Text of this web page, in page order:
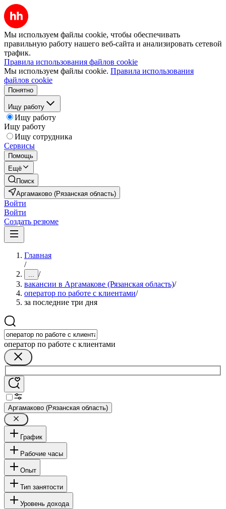
Мы используем файлы cookie, чтобы обеспечивать
правильную работу нашего веб-сайта и анализировать сетевой
трафик.
Правила использования файлов cookie
Мы используем файлы cookie. Правила использования
файлов cookie
Понятно
Ищу работу
Ищу работу
Ищу работу
Ищу сотрудника
Сервисы
Помощь
Ещё
Поиск
Аргамаково (Рязанская область)
Войти
Войти
Создать резюме
Главная
/
... /
вакансии в Аргамакове (Рязанская область)/
оператор по работе с клиентами/
за последние три дня
оператор по работе с клиентами
Аргамаково (Рязанская область)
График
Рабочие часы
Опыт
Тип занятости
Уровень дохода